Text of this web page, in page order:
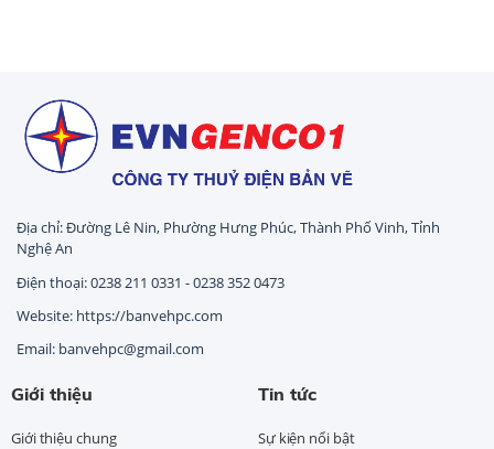
Địa chỉ: Đường Lê Nin, Phường Hưng Phúc, Thành Phố Vinh, Tỉnh
Nghệ An
Điện thoại: 0238 211 0331 - 0238 352 0473
Website: https://banvehpc.com
Email: banvehpc@gmail.com
Giới thiệu
Giới thiệu chung
Tin tức
Sự kiện nổi bật